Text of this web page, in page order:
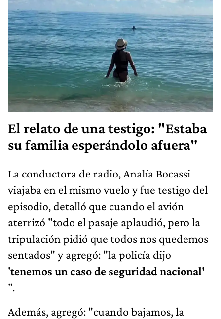
El relato de una testigo: "Estaba
su familia esperándolo afuera"
La conductora de radio, Analía Bocassi
viajaba en el mismo vuelo y fue testigo del
episodio, detalló que cuando el avión
aterrizó "todo el pasaje aplaudió, pero la
tripulación pidió que todos nos quedemos
sentados" y agregó: "la policía dijo
'tenemos un caso de seguridad nacional'
".
Además, agregó: "cuando bajamos, la